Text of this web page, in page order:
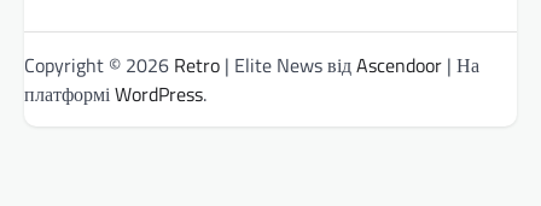
Copyright © 2026 Retro | Elite News відAscendoor | На
платформіWordPress.